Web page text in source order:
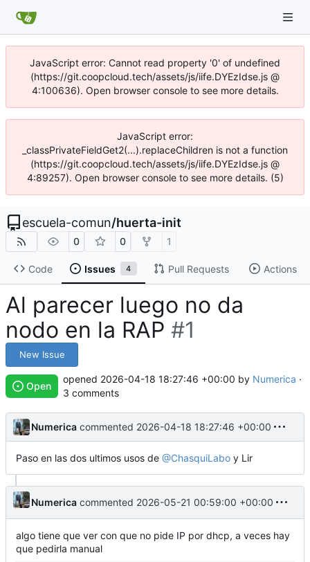
JavaScript error: Cannot read property '0' of undefined
(https://git.coopcloud.tech/assets/js/iife.DYEzIdse.js @
4:100636). Open browser console to see more details.
JavaScript error:
_classPrivateFieldGet2(...).replaceChildren is not a function
(https://git.coopcloud.tech/assets/js/iife.DYEzIdse.js @
4:89257). Open browser console to see more details. (5)
escuela-comun/huerta-init
0 0 1
Code Issues 4 Pull Requests Actions
Al parecer luego no da
nodo en la RAP #1
New Issue
Open
opened 2026-04-18 18:27:46 +00:00 by Numerica ·
3 comments
Numerica commented 2026-04-18 18:27:46 +00:00
Paso en las dos ultimos usos de @ChasquiLabo y Lir
Numerica commented 2026-05-21 00:59:00 +00:00
algo tiene que ver con que no pide IP por dhcp, a veces hay
que pedirla manual